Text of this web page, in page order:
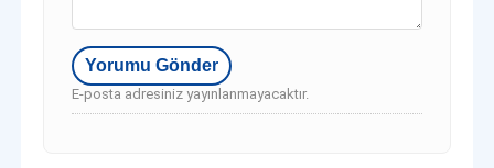
E-posta adresiniz yayınlanmayacaktır.